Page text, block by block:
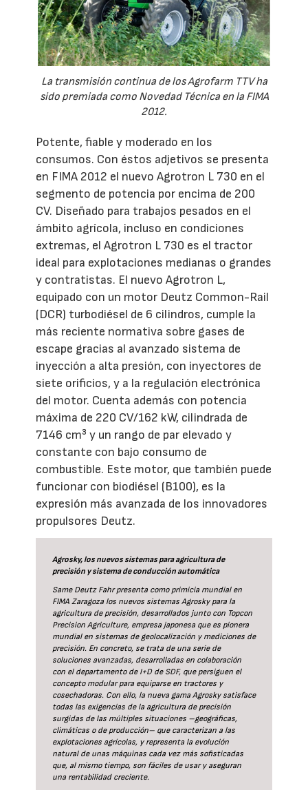
La transmisión continua de los Agrofarm TTV ha
sido premiada como Novedad Técnica en la FIMA
2012.
Potente, fiable y moderado en los
consumos. Con éstos adjetivos se presenta
en FIMA 2012 el nuevo Agrotron L 730 en el
segmento de potencia por encima de 200
CV. Diseñado para trabajos pesados en el
ámbito agrícola, incluso en condiciones
extremas, el Agrotron L 730 es el tractor
ideal para explotaciones medianas o grandes
y contratistas. El nuevo Agrotron L,
equipado con un motor Deutz Common-Rail
(DCR) turbodiésel de 6 cilindros, cumple la
más reciente normativa sobre gases de
escape gracias al avanzado sistema de
inyección a alta presión, con inyectores de
siete orificios, y a la regulación electrónica
del motor. Cuenta además con potencia
máxima de 220 CV/162 kW, cilindrada de
7146 cm³ y un rango de par elevado y
constante con bajo consumo de
combustible. Este motor, que también puede
funcionar con biodiésel (B100), es la
expresión más avanzada de los innovadores
propulsores Deutz.
Agrosky, los nuevos sistemas para agricultura de
precisión y sistema de conducción automática
Same Deutz Fahr presenta como primicia mundial en
FIMA Zaragoza los nuevos sistemas Agrosky para la
agricultura de precisión, desarrollados junto con Topcon
Precision Agriculture, empresa japonesa que es pionera
mundial en sistemas de geolocalización y mediciones de
precisión. En concreto, se trata de una serie de
soluciones avanzadas, desarrolladas en colaboración
con el departamento de I+D de SDF, que persiguen el
concepto modular para equiparse en tractores y
cosechadoras. Con ello, la nueva gama Agrosky satisface
todas las exigencias de la agricultura de precisión
surgidas de las múltiples situaciones –geográficas,
climáticas o de producción– que caracterizan a las
explotaciones agrícolas, y representa la evolución
natural de unas máquinas cada vez más sofisticadas
que, al mismo tiempo, son fáciles de usar y aseguran
una rentabilidad creciente.